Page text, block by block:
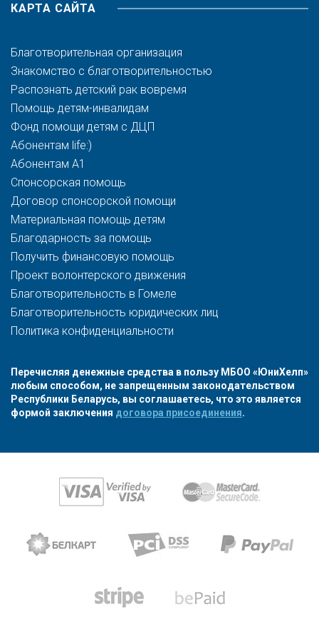
КАРТА САЙТА
Благотворительная организация
Знакомство с благотворительностью
Распознать детский рак вовремя
Помощь детям-инвалидам
Фонд помощи детям с ДЦП
Абонентам life:)
Абонентам A1
Спонсорская помощь
Договор спонсорской помощи
Материальная помощь детям
Благодарность за помощь
Получить финансовую помощь
Проект волонтерского движения
Благотворительность в Гомеле
Благотворительность юридических лиц
Политика конфиденциальности
Перечисляя денежные средства в пользу МБОО «ЮниХелп»
любым способом, не запрещенным законодательством
Республики Беларусь, вы соглашаетесь, что это является
формой заключения договора присоединения.